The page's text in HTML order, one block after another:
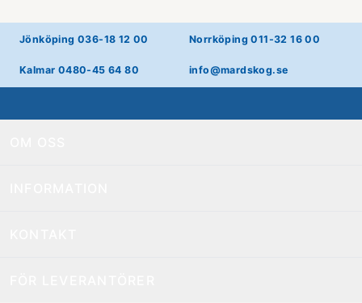
Jönköping 036-18 12 00 Norrköping 011-32 16 00
Kalmar 0480-45 64 80 info@mardskog.se